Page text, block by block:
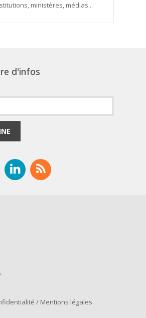
ministères, médias...
d'infos
/ Mentions légales